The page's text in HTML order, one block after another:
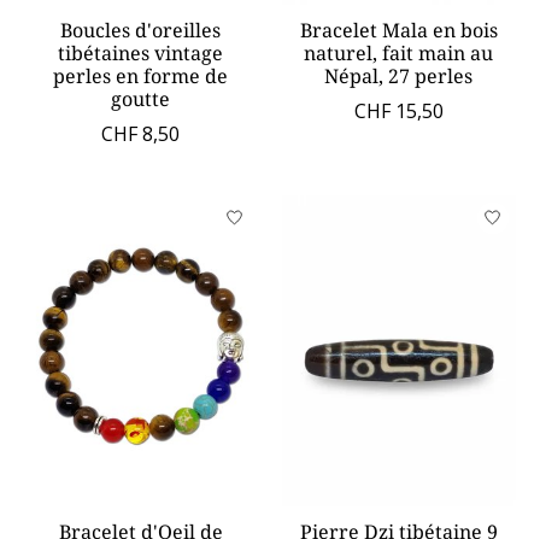
Boucles d'oreilles
tibétaines vintage
perles en forme de
goutte
CHF 8,50
Bracelet Mala en bois
naturel, fait main au
Népal, 27 perles
CHF 15,50
Bracelet d'Oeil de
Pierre Dzi tibétaine 9